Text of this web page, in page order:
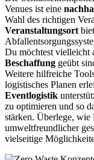
Venues ist eine
Wahl des richtigen
Veranstaltungsort
Du möchtest vielleicht
Beschaffung geübt
Weitere hilfreiche
logistisches Planen
Eventlogistik
zu optimieren und so
stärken. Überlege,
umweltfreundlicher
vielseitige